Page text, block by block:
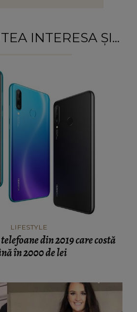
INTERESA ȘI...
LIFESTYLE
din 2019 care costă
în 2000 de lei